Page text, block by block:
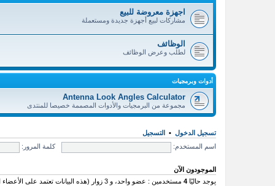
اجهزة معروضة للبيع
مشاركات لبيع أجهزة جديدة ومستعملة
الوظائف
لطلب وعرض الوظائف
أدوات وبرمجيات
Antenna Look Angles Calculator
مجموعة من البرمجيات والأدوات المصممة خصيصا للمنتدى
تسجيل الدخول • التسجيل
اسم المستخدم:
كلمة المرور:
الموجودون الآن
يوجد حاليًا 4 مستخدمين : عضو واحد، و 3 زوار (هذه البيانات تعتمد على الأعضاء النشطين خلال الـ 5 دقائق الماضية)